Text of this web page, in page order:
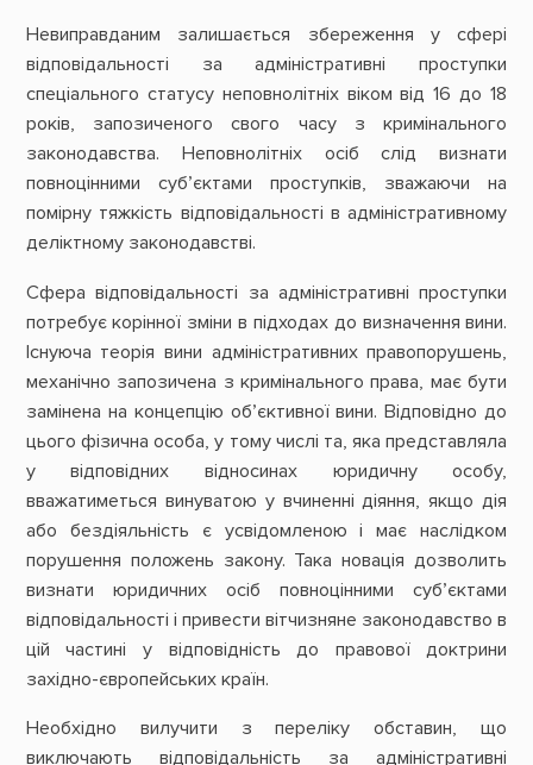
Невиправданим залишається збереження у сфері
відповідальності за адміністративні проступки
спеціального статусу неповнолітніх віком від 16 до 18
років, запозиченого свого часу з кримінального
законодавства. Неповнолітніх осіб слід визнати
повноцінними суб’єктами проступків, зважаючи на
помірну тяжкість відповідальності в адміністративному
деліктному законодавстві.
Сфера відповідальності за адміністративні проступки
потребує корінної зміни в підходах до визначення вини.
Існуюча теорія вини адміністративних правопорушень,
механічно запозичена з кримінального права, має бути
замінена на концепцію об’єктивної вини. Відповідно до
цього фізична особа, у тому числі та, яка представляла
у відповідних відносинах юридичну особу,
вважатиметься винуватою у вчиненні діяння, якщо дія
або бездіяльність є усвідомленою і має наслідком
порушення положень закону. Така новація дозволить
визнати юридичних осіб повноцінними суб’єктами
відповідальності і привести вітчизняне законодавство в
цій частині у відповідність до правової доктрини
західно-європейських країн.
Необхідно вилучити з переліку обставин, що
виключають відповідальність за адміністративні